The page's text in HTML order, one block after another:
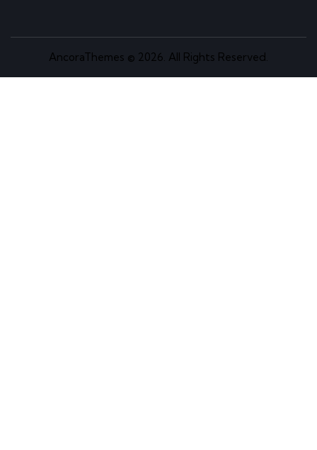
AncoraThemes © 2026. All Rights Reserved.